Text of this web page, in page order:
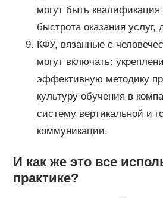
могут быть квалификация
быстрота оказания услуг,
КФУ, вязанные с
могут включать:
эффективную методику
культуру обучения в
систему вертикальной и
коммуникации.
И как же это все
практике?